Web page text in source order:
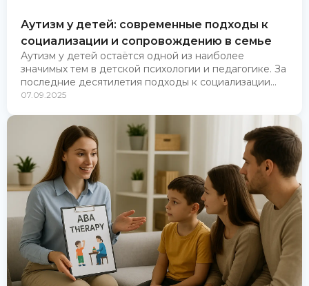
Аутизм у детей: современные подходы к
социализации и сопровождению в семье
Аутизм у детей остаётся одной из наиболее
значимых тем в детской психологии и педагогике. За
последние десятилетия подходы к социализации...
07.09.2025